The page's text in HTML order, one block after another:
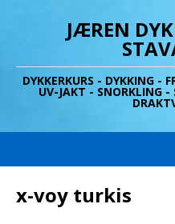
JÆREN
DYKKERKURS - DYKKING -
UV-JAKT - SNORKLING -
x-voy turkis